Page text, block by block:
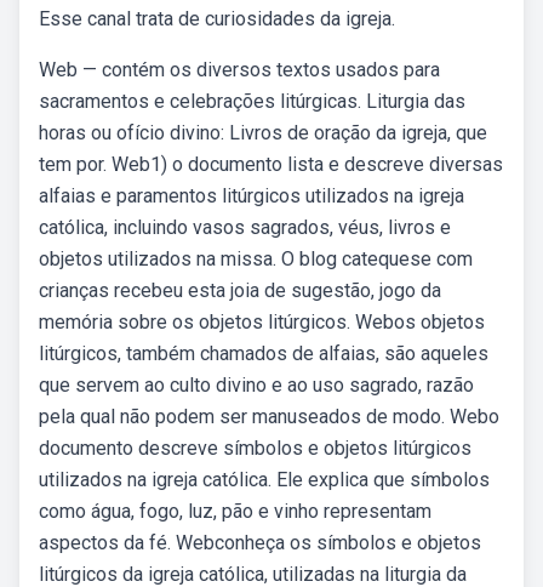
Esse canal trata de curiosidades da igreja.
Web — contém os diversos textos usados para
sacramentos e celebrações litúrgicas. Liturgia das
horas ou ofício divino: Livros de oração da igreja, que
tem por. Web1) o documento lista e descreve diversas
alfaias e paramentos litúrgicos utilizados na igreja
católica, incluindo vasos sagrados, véus, livros e
objetos utilizados na missa. O blog catequese com
crianças recebeu esta joia de sugestão, jogo da
memória sobre os objetos litúrgicos. Webos objetos
litúrgicos, também chamados de alfaias, são aqueles
que servem ao culto divino e ao uso sagrado, razão
pela qual não podem ser manuseados de modo. Webo
documento descreve símbolos e objetos litúrgicos
utilizados na igreja católica. Ele explica que símbolos
como água, fogo, luz, pão e vinho representam
aspectos da fé. Webconheça os símbolos e objetos
litúrgicos da igreja católica, utilizadas na liturgia da